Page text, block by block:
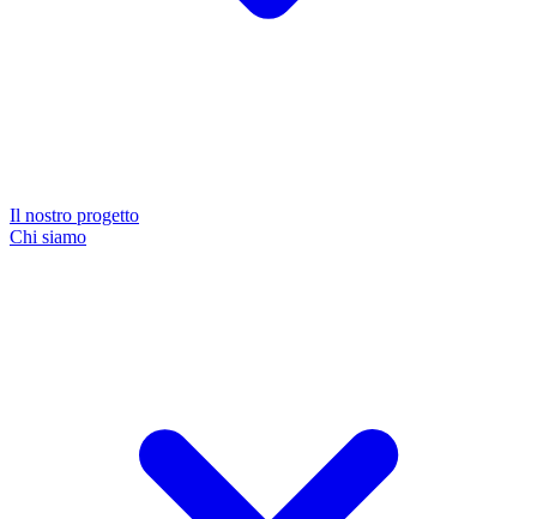
Il nostro progetto
Chi siamo